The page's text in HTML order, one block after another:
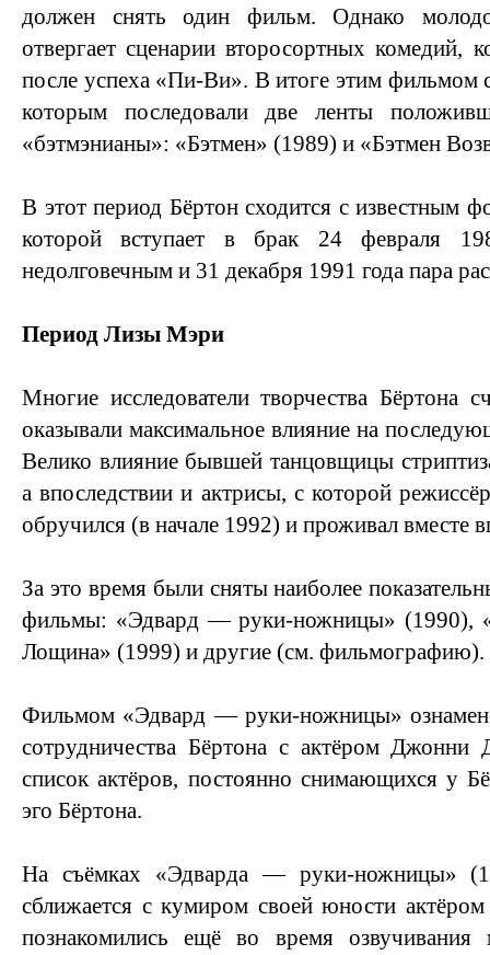
должен снять один фильм. Однако
отвергает сценарии второсортных комедий,
после успеха «Пи-Ви». В итоге этим фильмом
которым последовали две ленты
«бэтмэнианы»: «Бэтмен» (1989) и «Бэтмен
В этот период Бёртон сходится с известным
которой вступает в брак 24 февраля
недолговечным и 31 декабря 1991 года пара
Период Лизы Мэри
Многие исследователи творчества Бёртона
оказывали максимальное влияние на
Велико влияние бывшей танцовщицы
а впоследствии и актрисы, с которой
обручился (в начале 1992) и проживал вместе
За это время были сняты наиболее
фильмы: «Эдвард — руки-ножницы» (1990),
Лощина» (1999) и другие (см. фильмографию).
Фильмом «Эдвард — руки-ножницы»
сотрудничества Бёртона с актёром Джонни
список актёров, постоянно снимающихся у
эго Бёртона.
На съёмках «Эдварда — руки-ножницы»
сближается с кумиром своей юности
познакомились ещё во время озвучивания